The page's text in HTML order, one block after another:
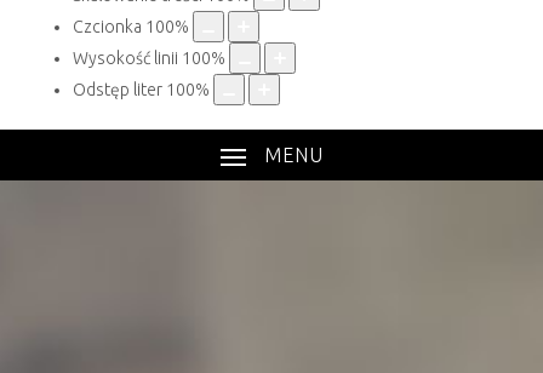
Czcionka 100%
Wysokość linii 100%
Odstęp liter 100%
MENU